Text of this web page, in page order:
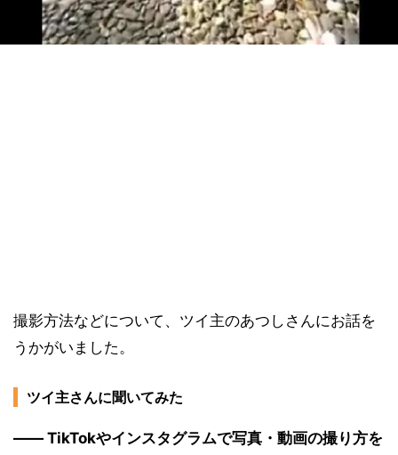
撮影方法などについて、ツイ主のあつしさんにお話を
うかがいました。
ツイ主さんに聞いてみた
―― TikTokやインスタグラムで写真・動画の撮り方を